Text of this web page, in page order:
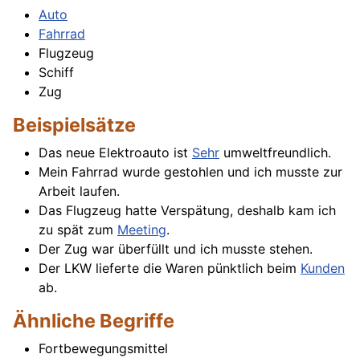
Auto
Fahrrad
Flugzeug
Schiff
Zug
Beispielsätze
Das neue Elektroauto ist Sehr umweltfreundlich.
Mein Fahrrad wurde gestohlen und ich musste zur
Arbeit laufen.
Das Flugzeug hatte Verspätung, deshalb kam ich
zu spät zum Meeting.
Der Zug war überfüllt und ich musste stehen.
Der LKW lieferte die Waren pünktlich beim Kunden
ab.
Ähnliche Begriffe
Fortbewegungsmittel